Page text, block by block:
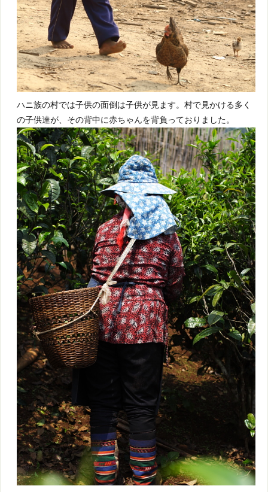
ハニ族の村では子供の面倒は子供が見ます。村で見かける多く
の子供達が、その背中に赤ちゃんを背負っておりました。